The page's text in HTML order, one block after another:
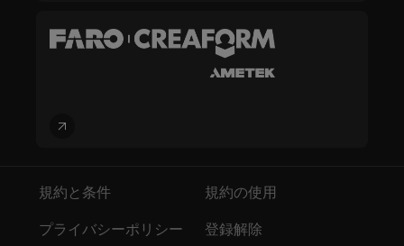
規約と条件 規約の使用
プライバシーポリシー 登録解除